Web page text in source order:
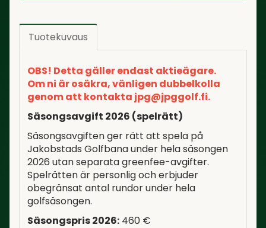
Tuotekuvaus
OBS! Detta gäller endast aktieägare.
Om ni är osäkra, vänligen dubbelkolla
genom att kontakta jpg@jpggolf.fi.
Säsongsavgift 2026 (spelrätt)
Säsongsavgiften ger rätt att spela på
Jakobstads Golfbana under hela säsongen
2026 utan separata greenfee-avgifter.
Spelrätten är personlig och erbjuder
obegränsat antal rundor under hela
golfsäsongen.
Säsongspris 2026: 460 €